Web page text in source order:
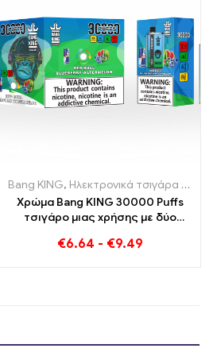
τσιγάρα μιας χρήσης Ολλανδία
μιας χρήσης Λουξεμβούργο,
μιας χρήσης Λουξεμβούργο,
,Ηλεκτρονικά
Bang KING, Ηλεκτρονικά τσιγάρα μιας χρήσης Λιθουανία
Χρώμα Bang KING 30000 Puffs
τσιγάρο μιας χρήσης με δύο
Watermelon Bubble Gum Sweet
€6.64 - €9.49